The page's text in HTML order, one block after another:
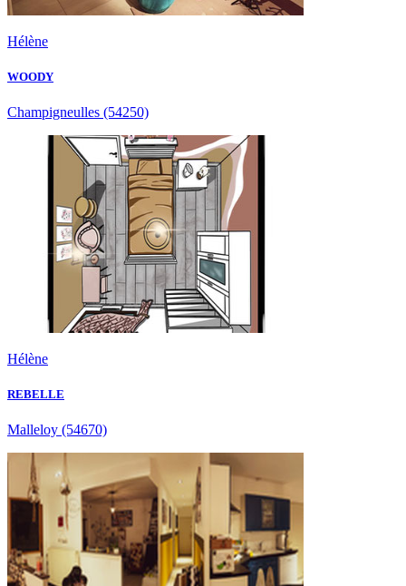
Hélène
WOODY
Champigneulles (54250)
Hélène
REBELLE
Malleloy (54670)